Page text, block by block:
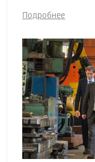
Подробнее